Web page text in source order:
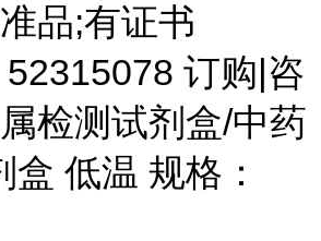
品;有证书
订购|咨
检测试剂盒/中药
低温 规格：